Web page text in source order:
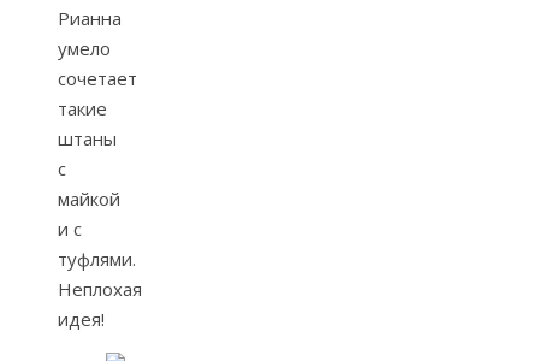
Рианна
умело
сочетает
такие
штаны
с
майкой
и с
туфлями.
Неплохая
идея!